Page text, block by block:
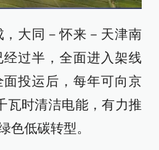
大同－怀来－天津南
过半，全面进入架线
投运后，每年可向京
瓦时清洁电能，有力推
色低碳转型。